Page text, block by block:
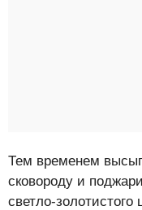
Тем временем
сковороду и
светло-